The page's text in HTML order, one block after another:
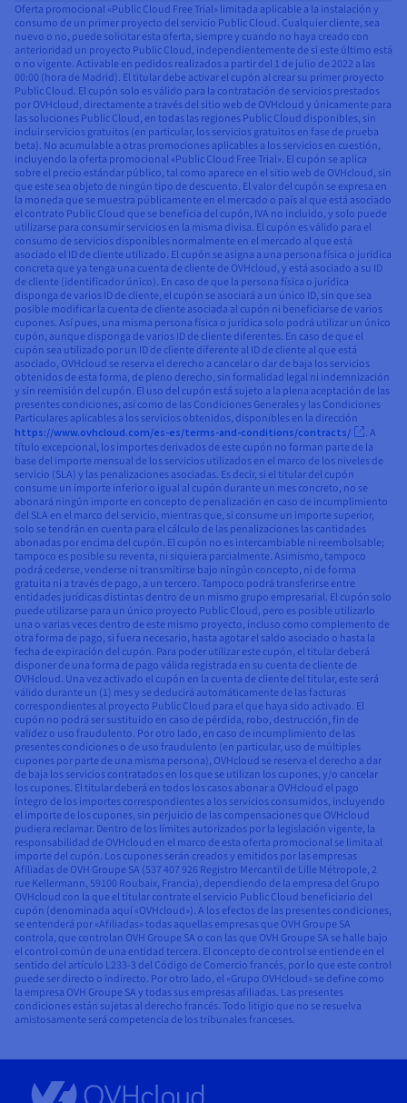
Oferta promocional «Public Cloud Free Trial» limitada aplicable a la instalación y
consumo de un primer proyecto del servicio Public Cloud. Cualquier cliente, sea
nuevo o no, puede solicitar esta oferta, siempre y cuando no haya creado con
anterioridad un proyecto Public Cloud, independientemente de si este último está
o no vigente. Activable en pedidos realizados a partir del 1 de julio de 2022 a las
00:00 (hora de Madrid). El titular debe activar el cupón al crear su primer proyecto
Public Cloud. El cupón solo es válido para la contratación de servicios prestados
por OVHcloud, directamente a través del sitio web de OVHcloud y únicamente para
las soluciones Public Cloud, en todas las regiones Public Cloud disponibles, sin
incluir servicios gratuitos (en particular, los servicios gratuitos en fase de prueba
beta). No acumulable a otras promociones aplicables a los servicios en cuestión,
incluyendo la oferta promocional «Public Cloud Free Trial». El cupón se aplica
sobre el precio estándar público, tal como aparece en el sitio web de OVHcloud, sin
que este sea objeto de ningún tipo de descuento. El valor del cupón se expresa en
la moneda que se muestra públicamente en el mercado o país al que está asociado
el contrato Public Cloud que se beneficia del cupón, IVA no incluido, y solo puede
utilizarse para consumir servicios en la misma divisa. El cupón es válido para el
consumo de servicios disponibles normalmente en el mercado al que está
asociado el ID de cliente utilizado. El cupón se asigna a una persona física o jurídica
concreta que ya tenga una cuenta de cliente de OVHcloud, y está asociado a su ID
de cliente (identificador único). En caso de que la persona física o jurídica
disponga de varios ID de cliente, el cupón se asociará a un único ID, sin que sea
posible modificar la cuenta de cliente asociada al cupón ni beneficiarse de varios
cupones. Así pues, una misma persona física o jurídica solo podrá utilizar un único
cupón, aunque disponga de varios ID de cliente diferentes. En caso de que el
cupón sea utilizado por un ID de cliente diferente al ID de cliente al que está
asociado, OVHcloud se reserva el derecho a cancelar o dar de baja los servicios
obtenidos de esta forma, de pleno derecho, sin formalidad legal ni indemnización
y sin reemisión del cupón. El uso del cupón está sujeto a la plena aceptación de las
presentes condiciones, así como de las Condiciones Generales y las Condiciones
Particulares aplicables a los servicios obtenidos, disponibles en la dirección
https://www.ovhcloud.com/es-es/terms-and-conditions/contracts/
. A
título excepcional, los importes derivados de este cupón no forman parte de la
base del importe mensual de los servicios utilizados en el marco de los niveles de
servicio (SLA) y las penalizaciones asociadas. Es decir, si el titular del cupón
consume un importe inferior o igual al cupón durante un mes concreto, no se
abonará ningún importe en concepto de penalización en caso de incumplimiento
del SLA en el marco del servicio, mientras que, si consume un importe superior,
solo se tendrán en cuenta para el cálculo de las penalizaciones las cantidades
abonadas por encima del cupón. El cupón no es intercambiable ni reembolsable;
tampoco es posible su reventa, ni siquiera parcialmente. Asimismo, tampoco
podrá cederse, venderse ni transmitirse bajo ningún concepto, ni de forma
gratuita ni a través de pago, a un tercero. Tampoco podrá transferirse entre
entidades jurídicas distintas dentro de un mismo grupo empresarial. El cupón solo
puede utilizarse para un único proyecto Public Cloud, pero es posible utilizarlo
una o varias veces dentro de este mismo proyecto, incluso como complemento de
otra forma de pago, si fuera necesario, hasta agotar el saldo asociado o hasta la
fecha de expiración del cupón. Para poder utilizar este cupón, el titular deberá
disponer de una forma de pago válida registrada en su cuenta de cliente de
OVHcloud. Una vez activado el cupón en la cuenta de cliente del titular, este será
válido durante un (1) mes y se deducirá automáticamente de las facturas
correspondientes al proyecto Public Cloud para el que haya sido activado. El
cupón no podrá ser sustituido en caso de pérdida, robo, destrucción, fin de
validez o uso fraudulento. Por otro lado, en caso de incumplimiento de las
presentes condiciones o de uso fraudulento (en particular, uso de múltiples
cupones por parte de una misma persona), OVHcloud se reserva el derecho a dar
de baja los servicios contratados en los que se utilizan los cupones, y/o cancelar
los cupones. El titular deberá en todos los casos abonar a OVHcloud el pago
íntegro de los importes correspondientes a los servicios consumidos, incluyendo
el importe de los cupones, sin perjuicio de las compensaciones que OVHcloud
pudiera reclamar. Dentro de los límites autorizados por la legislación vigente, la
responsabilidad de OVHcloud en el marco de esta oferta promocional se limita al
importe del cupón. Los cupones serán creados y emitidos por las empresas
Afiliadas de OVH Groupe SA (537 407 926 Registro Mercantil de Lille Métropole, 2
rue Kellermann, 59100 Roubaix, Francia), dependiendo de la empresa del Grupo
OVHcloud con la que el titular contrate el servicio Public Cloud beneficiario del
cupón (denominada aquí «OVHcloud»). A los efectos de las presentes condiciones,
se entenderá por «Afiliadas» todas aquellas empresas que OVH Groupe SA
controla, que controlan OVH Groupe SA o con las que OVH Groupe SA se halle bajo
el control común de una entidad tercera. El concepto de control se entiende en el
sentido del artículo L233-3 del Código de Comercio francés, por lo que este control
puede ser directo o indirecto. Por otro lado, el «Grupo OVHcloud» se define como
la empresa OVH Groupe SA y todas sus empresas afiliadas. Las presentes
condiciones están sujetas al derecho francés. Todo litigio que no se resuelva
amistosamente será competencia de los tribunales franceses.